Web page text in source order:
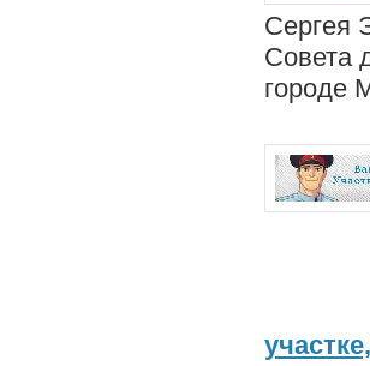
Сергея
Совета
городе